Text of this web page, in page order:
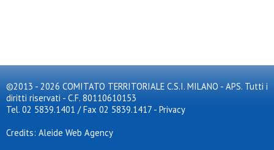
©2013 - 2026 COMITATO TERRITORIALE C.S.I. MILANO - APS. Tutti i
diritti riservati - C.F. 80110610153
Tel. 02 5839.1401 / Fax 02 5839.1417 - Privacy
Credits: Aleide Web Agency